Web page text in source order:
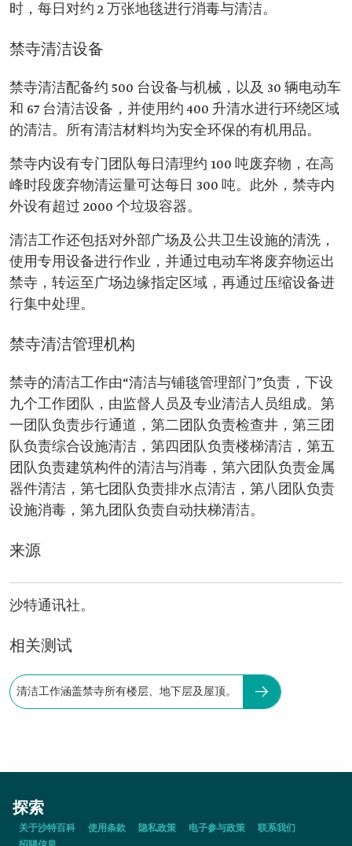
时，每日对约 2 万张地毯进行消毒与清洁。
禁寺清洁设备
禁寺清洁配备约 500 台设备与机械，以及 30 辆电动车
和 67 台清洁设备，并使用约 400 升清水进行环绕区域
的清洁。所有清洁材料均为安全环保的有机用品。
禁寺内设有专门团队每日清理约 100 吨废弃物，在高
峰时段废弃物清运量可达每日 300 吨。此外，禁寺内
外设有超过 2000 个垃圾容器。
清洁工作还包括对外部广场及公共卫生设施的清洗，
使用专用设备进行作业，并通过电动车将废弃物运出
禁寺，转运至广场边缘指定区域，再通过压缩设备进
行集中处理。
禁寺清洁管理机构
禁寺的清洁工作由“清洁与铺毯管理部门”负责，下设
九个工作团队，由监督人员及专业清洁人员组成。第
一团队负责步行通道，第二团队负责检查井，第三团
队负责综合设施清洁，第四团队负责楼梯清洁，第五
团队负责建筑构件的清洁与消毒，第六团队负责金属
器件清洁，第七团队负责排水点清洁，第八团队负责
设施消毒，第九团队负责自动扶梯清洁。
来源
沙特通讯社。
相关测试
清洁工作涵盖禁寺所有楼层、地下层及屋顶。
探索
关于沙特百科 使用条款 隐私政策 电子参与政策
联系我们